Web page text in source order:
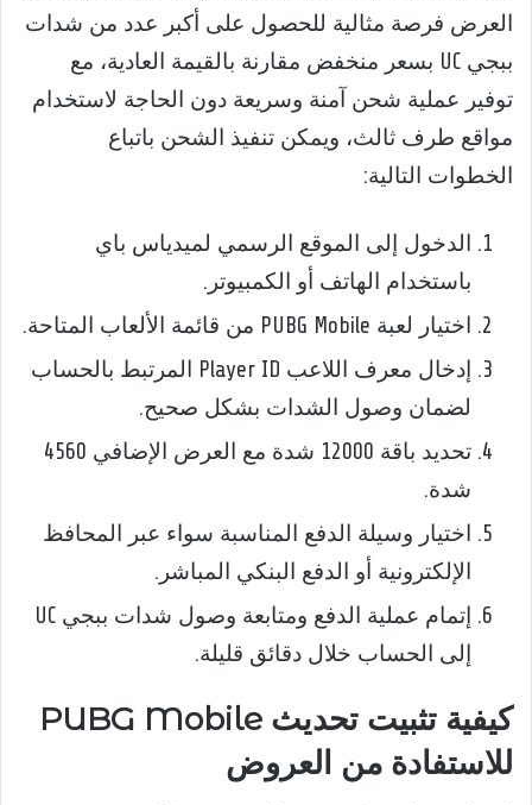
العرض فرصة مثالية للحصول على أكبر عدد من شدات
ببجي UC بسعر منخفض مقارنة بالقيمة العادية، مع
توفير عملية شحن آمنة وسريعة دون الحاجة لاستخدام
مواقع طرف ثالث، ويمكن تنفيذ الشحن باتباع
الخطوات التالية:
الدخول إلى الموقع الرسمي لميدياس باي
باستخدام الهاتف أو الكمبيوتر.
اختيار لعبة PUBG Mobile من قائمة الألعاب المتاحة.
إدخال معرف اللاعب Player ID المرتبط بالحساب
لضمان وصول الشدات بشكل صحيح.
تحديد باقة 12000 شدة مع العرض الإضافي 4560
شدة.
اختيار وسيلة الدفع المناسبة سواء عبر المحافظ
الإلكترونية أو الدفع البنكي المباشر.
إتمام عملية الدفع ومتابعة وصول شدات ببجي UC
إلى الحساب خلال دقائق قليلة.
كيفية تثبيت تحديث PUBG Mobile
للاستفادة من العروض